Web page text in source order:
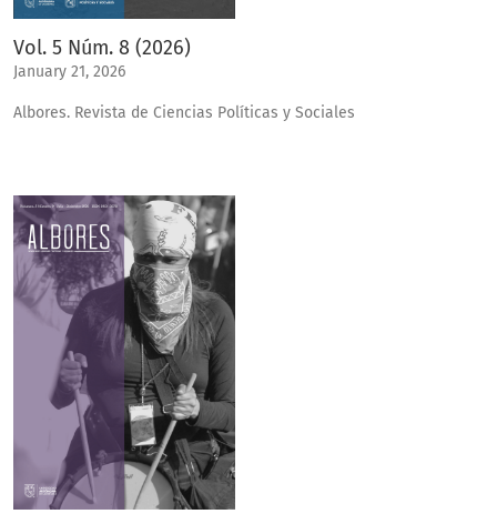
Vol. 5 Núm. 8 (2026)
January 21, 2026
Albores. Revista de Ciencias Políticas y Sociales